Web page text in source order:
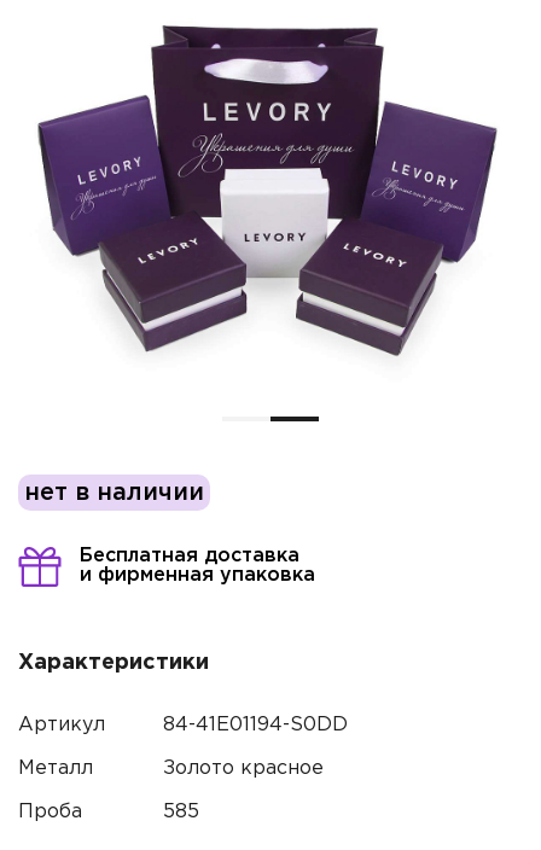
нет в наличии
Бесплатная доставка
и фирменная упаковка
Характеристики
Артикул 84-41E01194-S0DD
Металл Золото красное
Проба 585
Контактный телефон*
Электронная почта
Имя